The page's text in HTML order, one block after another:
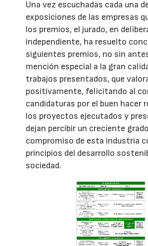
Una vez escuchadas cada una
exposiciones de las empresas
los premios, el jurado, en
independiente, ha resuelto
siguientes premios, no sin
mención especial a la gran
trabajos presentados, que
positivamente, felicitando al
candidaturas por el buen hacer
los proyectos ejecutados y
dejan percibir un creciente
compromiso de esta industria
principios del desarrollo
sociedad.